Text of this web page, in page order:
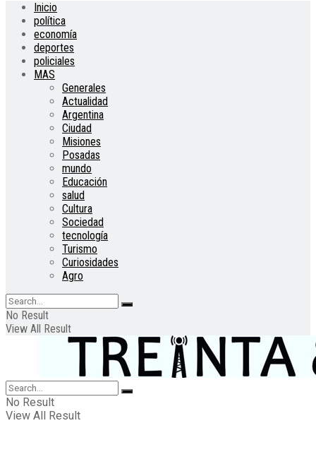
Inicio
política
economía
deportes
policiales
MAS
Generales
Actualidad
Argentina
Ciudad
Misiones
Posadas
mundo
Educación
salud
Cultura
Sociedad
tecnología
Turismo
Curiosidades
Agro
No Result
View All Result
No Result
View All Result